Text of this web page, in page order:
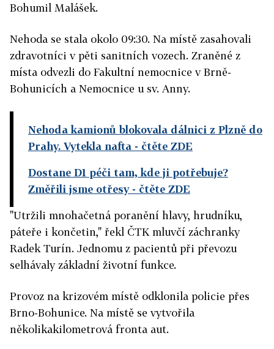
Bohumil Malášek.
Nehoda se stala okolo 09:30. Na místě zasahovali
zdravotníci v pěti sanitních vozech. Zraněné z
místa odvezli do Fakultní nemocnice v Brně-
Bohunicích a Nemocnice u sv. Anny.
Nehoda kamionů blokovala dálnici z Plzně do
Prahy. Vytekla nafta - čtěte ZDE
Dostane D1 péči tam, kde ji potřebuje?
Změřili jsme otřesy- čtěte ZDE
"Utržili mnohačetná poranění hlavy, hrudníku,
páteře i končetin," řekl ČTK mluvčí záchranky
Radek Turín. Jednomu z pacientů při převozu
selhávaly základní životní funkce.
Provoz na krizovém místě odklonila policie přes
Brno-Bohunice. Na místě se vytvořila
několikakilometrová fronta aut.